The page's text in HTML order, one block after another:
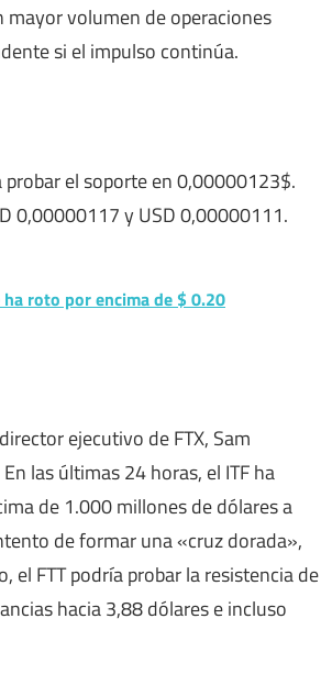
volumen de operaciones
si el impulso continúa.
probar el soporte en 0,00000123$.
0,00000117 y USD 0,00000111.
roto por encima de $ 0.20
ejecutivo de FTX, Sam
las últimas 24 horas, el ITF ha
de 1.000 millones de dólares a
de formar una «cruz dorada»,
el FTT podría probar la resistencia de
hacia 3,88 dólares e incluso